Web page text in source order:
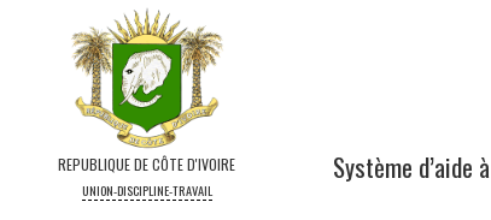
REPUBLIQUE DE CÔTE D'IVOIRE
UNION-DISCIPLINE-TRAVAIL
Système